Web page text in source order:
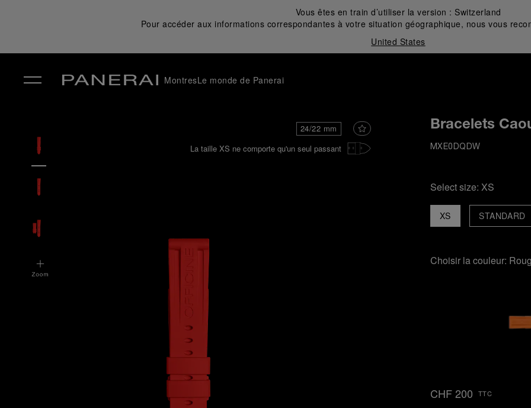
Vous êtes en train d’utiliser la version : Switzerland
Pour accéder aux informations correspondantes à votre situation géographique, nous vous
United States
MontresLe monde de Panerai
24/22 mm
La taille XS ne comporte qu'un seul passant
Bracelets
MXE0DQDW
Select size: XS
XS STANDARD
Choisir la couleur:
CHF 200 TTC